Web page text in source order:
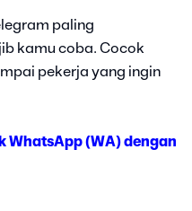
paling
kamu coba. Cocok
pekerja yang ingin
WhatsApp (WA) dengan